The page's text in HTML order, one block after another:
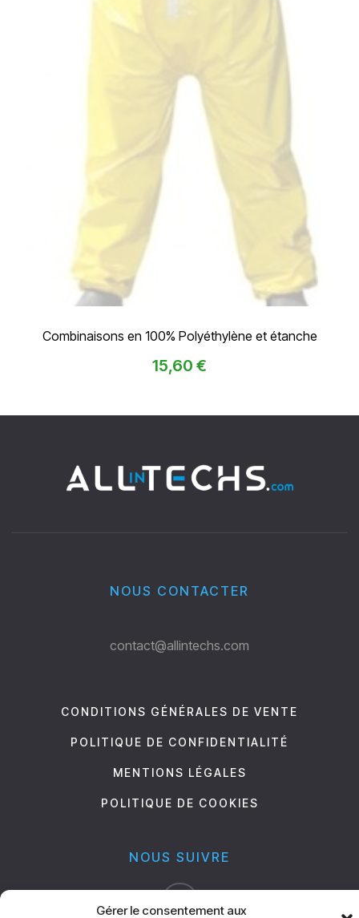
Gérer le consentement aux
Combinaisons en 100% Polyéthylène et étanche
15,60 €
NOUS CONTACTER
contact@allintechs.com
CONDITIONS GÉNÉRALES DE VENTE
POLITIQUE DE CONFIDENTIALITÉ
MENTIONS LÉGALES
POLITIQUE DE COOKIES
NOUS SUIVRE